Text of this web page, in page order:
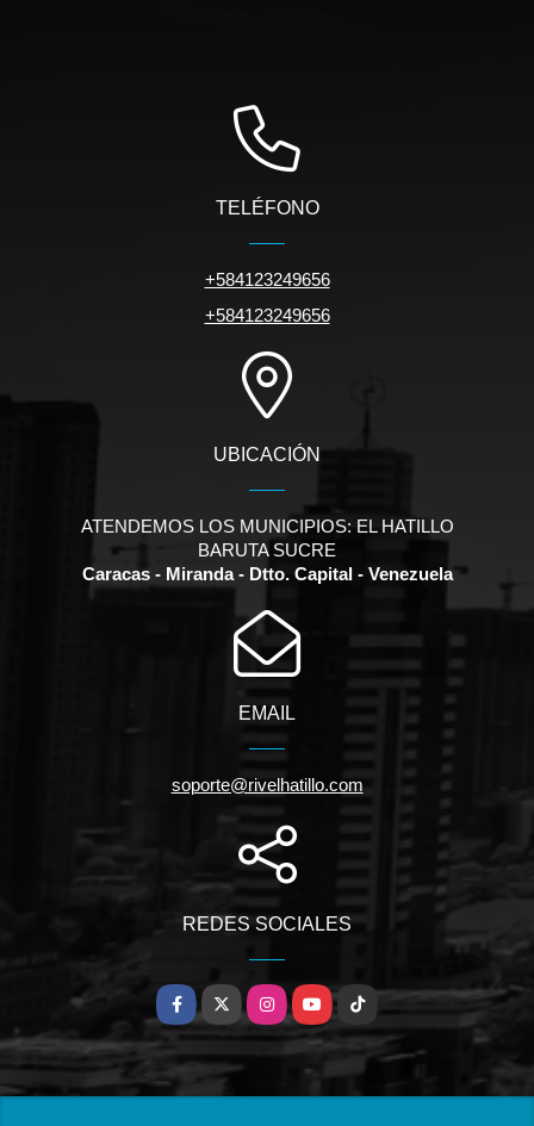
TELÉFONO
+584123249656
+584123249656
UBICACIÓN
ATENDEMOS LOS MUNICIPIOS: EL HATILLO
BARUTA SUCRE
Caracas - Miranda - Dtto. Capital - Venezuela
EMAIL
soporte@rivelhatillo.com
REDES SOCIALES
Facebook
X InstagramYouTubeTikTok